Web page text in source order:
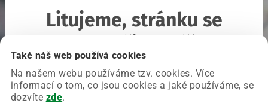
Také náš web používá cookies
Na našem webu používáme tzv. cookies. Více
informací o tom, co jsou cookies a jaké používáme, se
dozvíte zde.
Litujeme, stránku se
Chyba nastala na naší straně a už ji opravujeme.
Zkuste prosím znovu načíst požadovanou stránku.